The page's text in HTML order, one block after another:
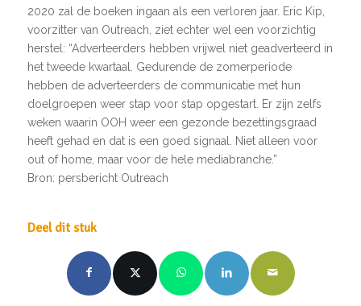
2020 zal de boeken ingaan als een verloren jaar. Eric Kip,
voorzitter van Outreach, ziet echter wel een voorzichtig
herstel: “Adverteerders hebben vrijwel niet geadverteerd in
het tweede kwartaal. Gedurende de zomerperiode
hebben de adverteerders de communicatie met hun
doelgroepen weer stap voor stap opgestart. Er zijn zelfs
weken waarin OOH weer een gezonde bezettingsgraad
heeft gehad en dat is een goed signaal. Niet alleen voor
out of home, maar voor de hele mediabranche.”
Bron: persbericht Outreach
Deel dit stuk